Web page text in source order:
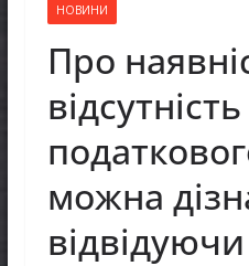
НОВИНИ
Про
відсутність
можна